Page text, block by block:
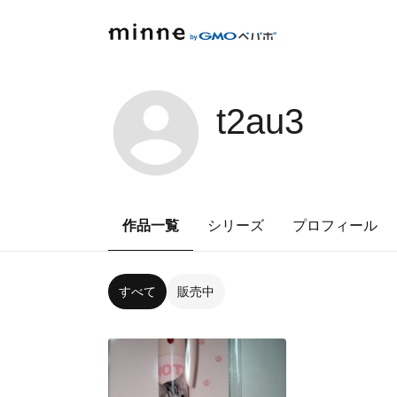
t2au3
作品一覧 シリーズ プロフィール
すべて 販売中